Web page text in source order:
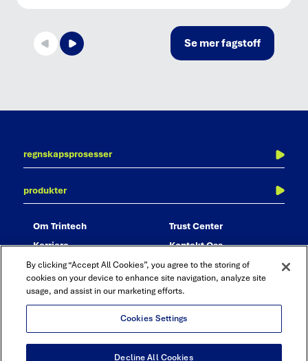
Se mer fagstoff
Linkedin
TwitterYoutube
regnskapsprosesser
revisjon og compliance
bokføringsjournal – journal entry
produkter
adra analytics
adra suite
om trintech
karriere
partnere
trust center
kontakt oss
By clicking “Accept All Cookies”, you agree to the storing of
cookies on your device to enhance site navigation, analyze site
usage, and assist in our marketing efforts.
Cookies Settings
Decline All Cookies